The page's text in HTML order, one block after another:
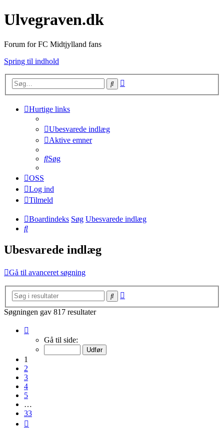
Ulvegraven.dk
Forum for FC Midtjylland fans
Spring til indhold
Søg
Hurtige links
Ubesvarede indlæg
Aktive emner
Søg
OSS
Log ind
Tilmeld
Boardindeks Søg Ubesvarede indlæg
Søg
Ubesvarede indlæg
Gå til avanceret søgning
Søg
Søgningen gav 817 resultater
Gå til side:
1
2
3
4
5
…
33